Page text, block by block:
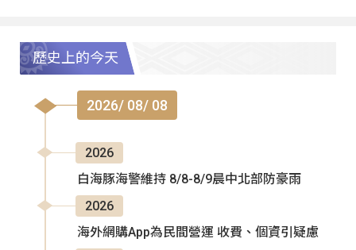
歷史上的今天
2026/ 08/ 08
2026
白海豚海警維持 8/8-8/9晨中北部防豪雨
2026
海外網購App為民間營運 收費、個資引疑慮